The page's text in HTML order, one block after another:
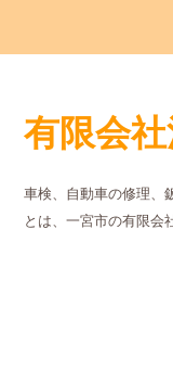
有限会
車検、自動車の修理、
とは、⼀宮市の有限会